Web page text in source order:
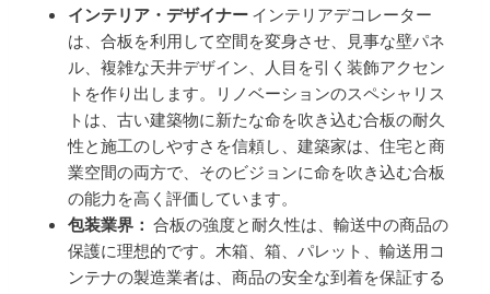
インテリア・デザイナー インテリアデコレーター
は、合板を利用して空間を変身させ、見事な壁パネ
ル、複雑な天井デザイン、人目を引く装飾アクセン
トを作り出します。リノベーションのスペシャリス
トは、古い建築物に新たな命を吹き込む合板の耐久
性と施工のしやすさを信頼し、建築家は、住宅と商
業空間の両方で、そのビジョンに命を吹き込む合板
の能力を高く評価しています。
包装業界： 合板の強度と耐久性は、輸送中の商品の
保護に理想的です。木箱、箱、パレット、輸送用コ
ンテナの製造業者は、商品の安全な到着を保証する